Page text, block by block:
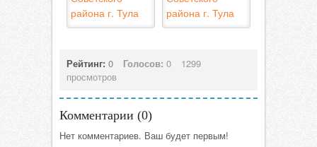
района г. Тула
района г. Тула
Рейтинг: 0 Голосов: 0
1299
просмотров
Комментарии (0)
Нет комментариев. Ваш будет первым!